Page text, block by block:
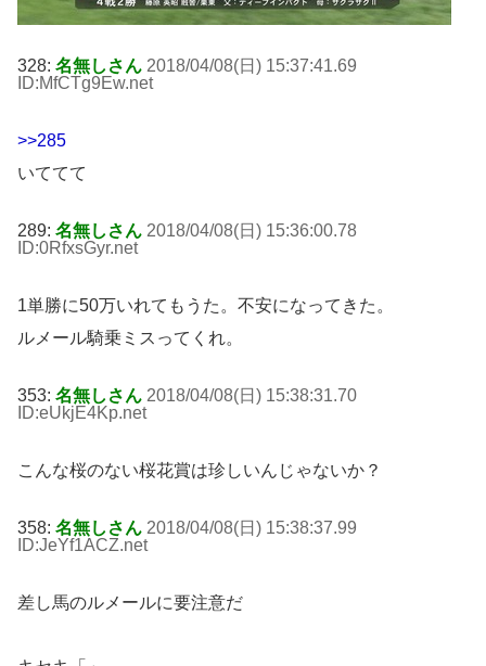
328: 名無しさん 2018/04/08(日) 15:37:41.69
ID:MfCTg9Ew.net
>>285
いててて
289: 名無しさん 2018/04/08(日) 15:36:00.78
ID:0RfxsGyr.net
1単勝に50万いれてもうた。不安になってきた。
ルメール騎乗ミスってくれ。
353: 名無しさん 2018/04/08(日) 15:38:31.70
ID:eUkjE4Kp.net
こんな桜のない桜花賞は珍しいんじゃないか？
358: 名無しさん 2018/04/08(日) 15:38:37.99
ID:JeYf1ACZ.net
差し馬のルメールに要注意だ